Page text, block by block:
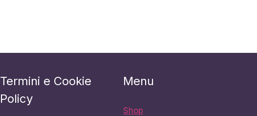
Termini e Cookie
Policy
Menu
Shop